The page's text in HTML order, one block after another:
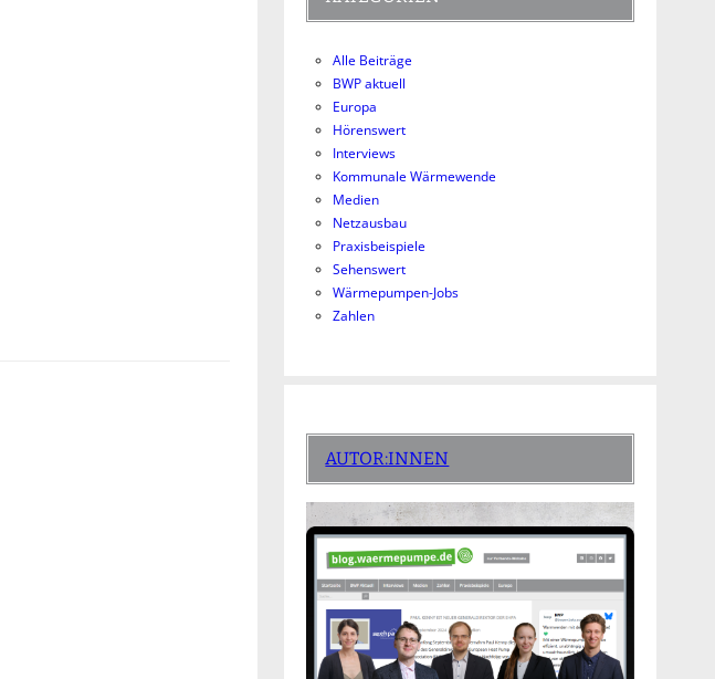
Alle Beiträge
BWP aktuell
Europa
Hörenswert
Interviews
Kommunale Wärmewende
Medien
Netzausbau
Praxisbeispiele
Sehenswert
Wärmepumpen-Jobs
Zahlen
AUTOR:INNEN